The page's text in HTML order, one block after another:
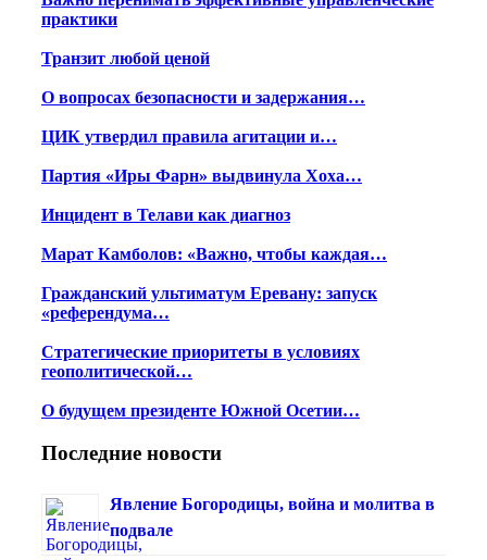
практики
Транзит любой ценой
О вопросах безопасности и задержания…
ЦИК утвердил правила агитации и…
Партия «Иры Фарн» выдвинула Хоха…
Инцидент в Телави как диагноз
Марат Камболов: «Важно, чтобы каждая…
Гражданский ультиматум Еревану: запуск
«референдума…
Стратегические приоритеты в условиях
геополитической…
О будущем президенте Южной Осетии…
Последние новости
Явление Богородицы, война и молитва в
подвале